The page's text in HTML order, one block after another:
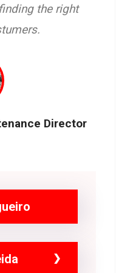
the right
Director